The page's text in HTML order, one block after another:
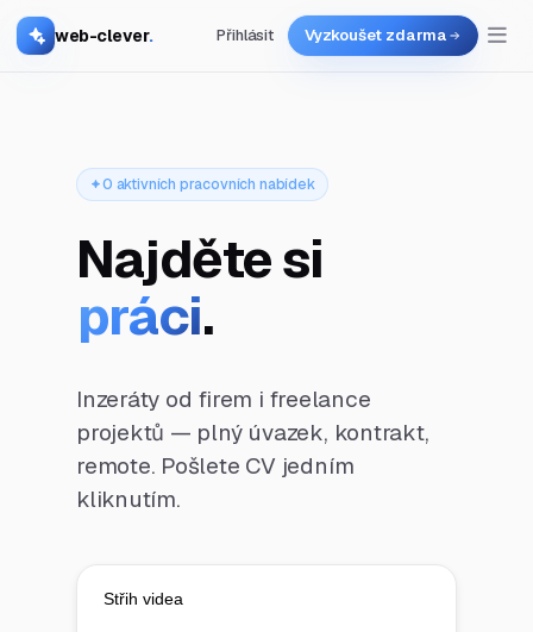
web-clever. Přihlásit Vyzkoušet zdarma
0 aktivních pracovních nabídek
Najděte si
práci.
Inzeráty od firem i freelance
projektů — plný úvazek, kontrakt,
remote. Pošlete CV jedním
kliknutím.